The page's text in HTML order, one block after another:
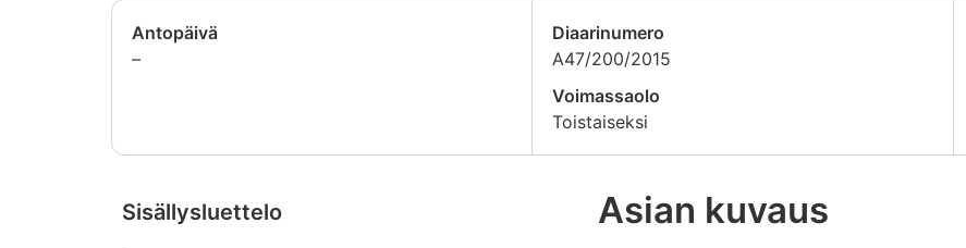
Antopäivä
–Tietoa
Diaarinumero
A47/200/2015
Voimassaolo
Toistaiseksi
Sisällysluettelo Asian kuvaus